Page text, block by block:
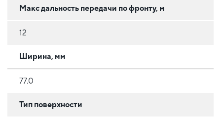
Макс дальность передачи по фронту, м
12
Ширина, мм
77.0
Тип поверхности